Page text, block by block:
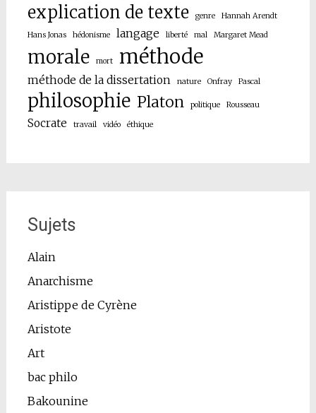
explication de texte genre Hannah Arendt
Hans Jonas hédonisme langage liberté mal Margaret Mead
morale mort méthode
méthode de la dissertation nature Onfray Pascal
philosophie Platon politique Rousseau
Socrate travail vidéo éthique
Sujets
Alain
Anarchisme
Aristippe de Cyrène
Aristote
Art
bac philo
Bakounine